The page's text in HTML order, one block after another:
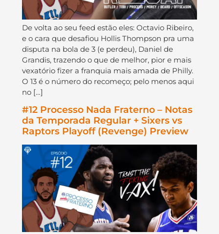
De volta ao seu feed estão eles: Octavio Ribeiro,
e o cara que desafiou Hollis Thompson pra uma
disputa na bola de 3 (e perdeu), Daniel de
Grandis, trazendo o que de melhor, pior e mais
vexatório fizer a franquia mais amada de Philly.
O 13 é o número do recomeço; pelo menos aqui
no […]
#12 Processo Nada Fraterno – Notas
da Temporada Regular + Sixers vs
Raptors Playoff (Revenge) Preview